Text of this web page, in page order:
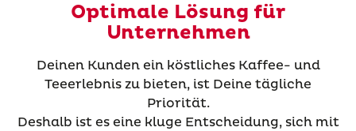
Optimale Lösung für
Unternehmen
Deinen Kunden ein köstliches Kaffee- und
Teeerlebnis zu bieten, ist Deine tägliche
Priorität.
Deshalb ist es eine kluge Entscheidung, sich mit